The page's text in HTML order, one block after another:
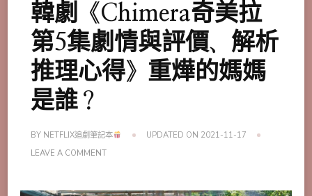
韓劇《Chimera奇美拉
第5集劇情與評價、解析
推理心得》重燁的媽媽
是誰？
BY NETFLIX追劇筆記本 UPDATED ON 2021-11-17
LEAVE A COMMENTON